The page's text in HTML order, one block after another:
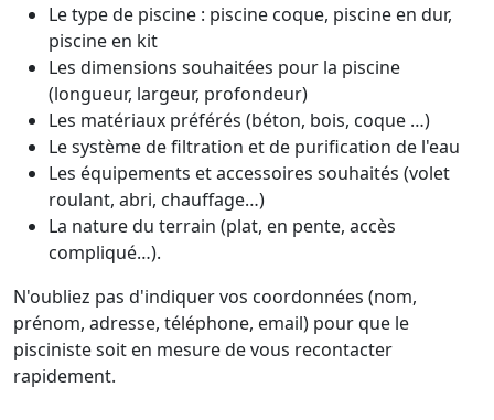
Le type de piscine : piscine coque, piscine en dur,
piscine en kit
Les dimensions souhaitées pour la piscine
(longueur, largeur, profondeur)
Les matériaux préférés (béton, bois, coque …)
Le système de filtration et de purification de l'eau
Les équipements et accessoires souhaités (volet
roulant, abri, chauffage…)
La nature du terrain (plat, en pente, accès
compliqué…).
N'oubliez pas d'indiquer vos coordonnées (nom,
prénom, adresse, téléphone, email) pour que le
pisciniste soit en mesure de vous recontacter
rapidement.